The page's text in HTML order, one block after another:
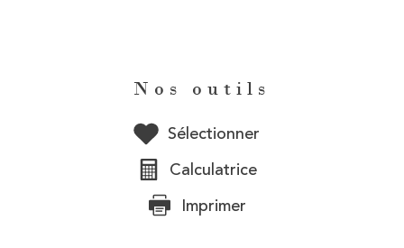
Nos outils
Sélectionner
Calculatrice
Imprimer